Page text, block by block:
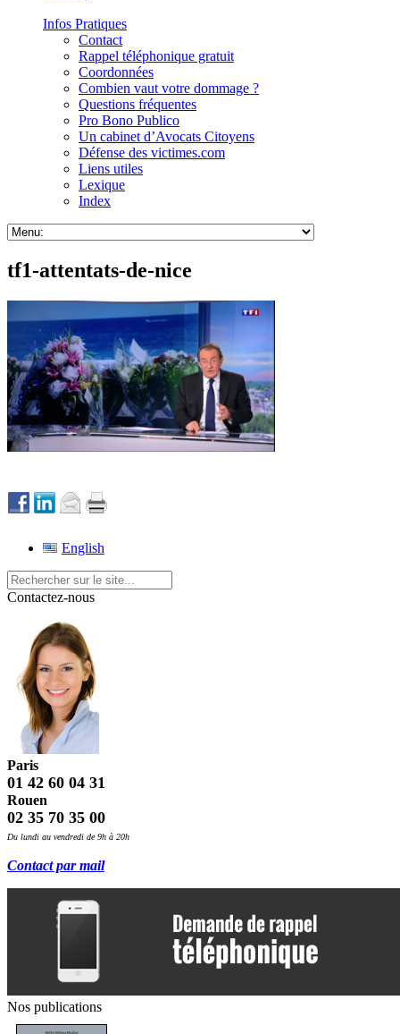
Infos Pratiques
Contact
Rappel téléphonique gratuit
Coordonnées
Combien vaut votre dommage ?
Questions fréquentes
Pro Bono Publico
Un cabinet d’Avocats Citoyens
Défense des victimes.com
Liens utiles
Lexique
Index
tf1-attentats-de-nice
English
Contactez-nous
Paris
01 42 60 04 31
Rouen
02 35 70 35 00
Du lundi au vendredi de 9h à 20h
Contact par mail
Nos publications